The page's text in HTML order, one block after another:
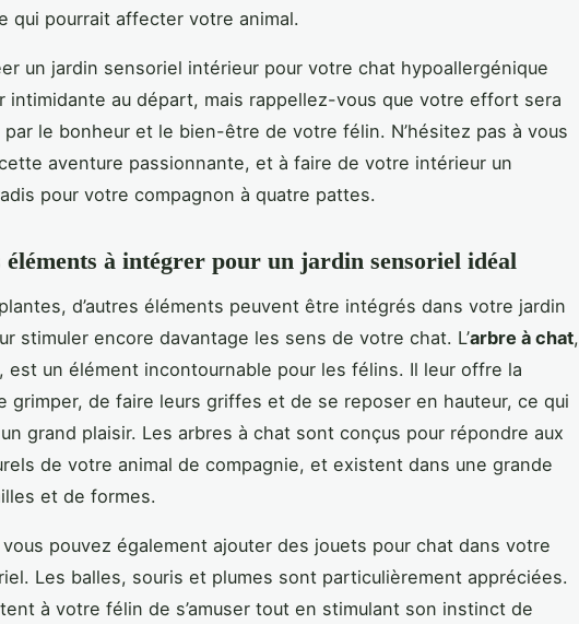
qui pourrait affecter votre animal.
un jardin sensoriel intérieur pour votre chat hypoallergénique
intimidante au départ, mais rappellez-vous que votre effort sera
le bonheur et le bien-être de votre félin. N’hésitez pas à vous
aventure passionnante, et à faire de votre intérieur un
pour votre compagnon à quatre pattes.
éléments à intégrer pour un jardin sensoriel idéal
d’autres éléments peuvent être intégrés dans votre jardin
stimuler encore davantage les sens de votre chat. L’arbre à chat,
est un élément incontournable pour les félins. Il leur offre la
grimper, de faire leurs griffes et de se reposer en hauteur, ce qui
grand plaisir. Les arbres à chat sont conçus pour répondre aux
de votre animal de compagnie, et existent dans une grande
et de formes.
vous pouvez également ajouter des jouets pour chat dans votre
Les balles, souris et plumes sont particulièrement appréciées.
à votre félin de s’amuser tout en stimulant son instinct de